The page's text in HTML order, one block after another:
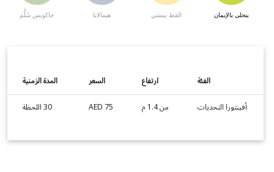
يتحلى بالإيمان القط يمشي هيمالايا جاكوبس سُلُّم
الفئة ارتفاع السعر
المدة الزمنية
أفينتورا التحديات
من 1.4 م AED 75 30 اللحظة